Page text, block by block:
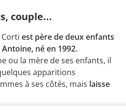
couple...
est père de deux enfants
né en 1992.
ou la mère de ses enfants, il
apparitions
à ses côtés, mais laisse